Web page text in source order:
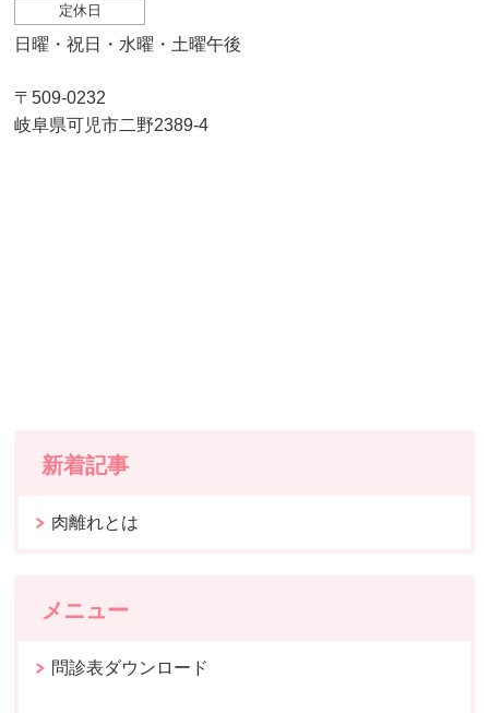
定休日
日曜・祝日・水曜・土曜午後
〒509-0232
岐阜県可児市二野2389-4
新着記事
肉離れとは
メニュー
問診表ダウンロード